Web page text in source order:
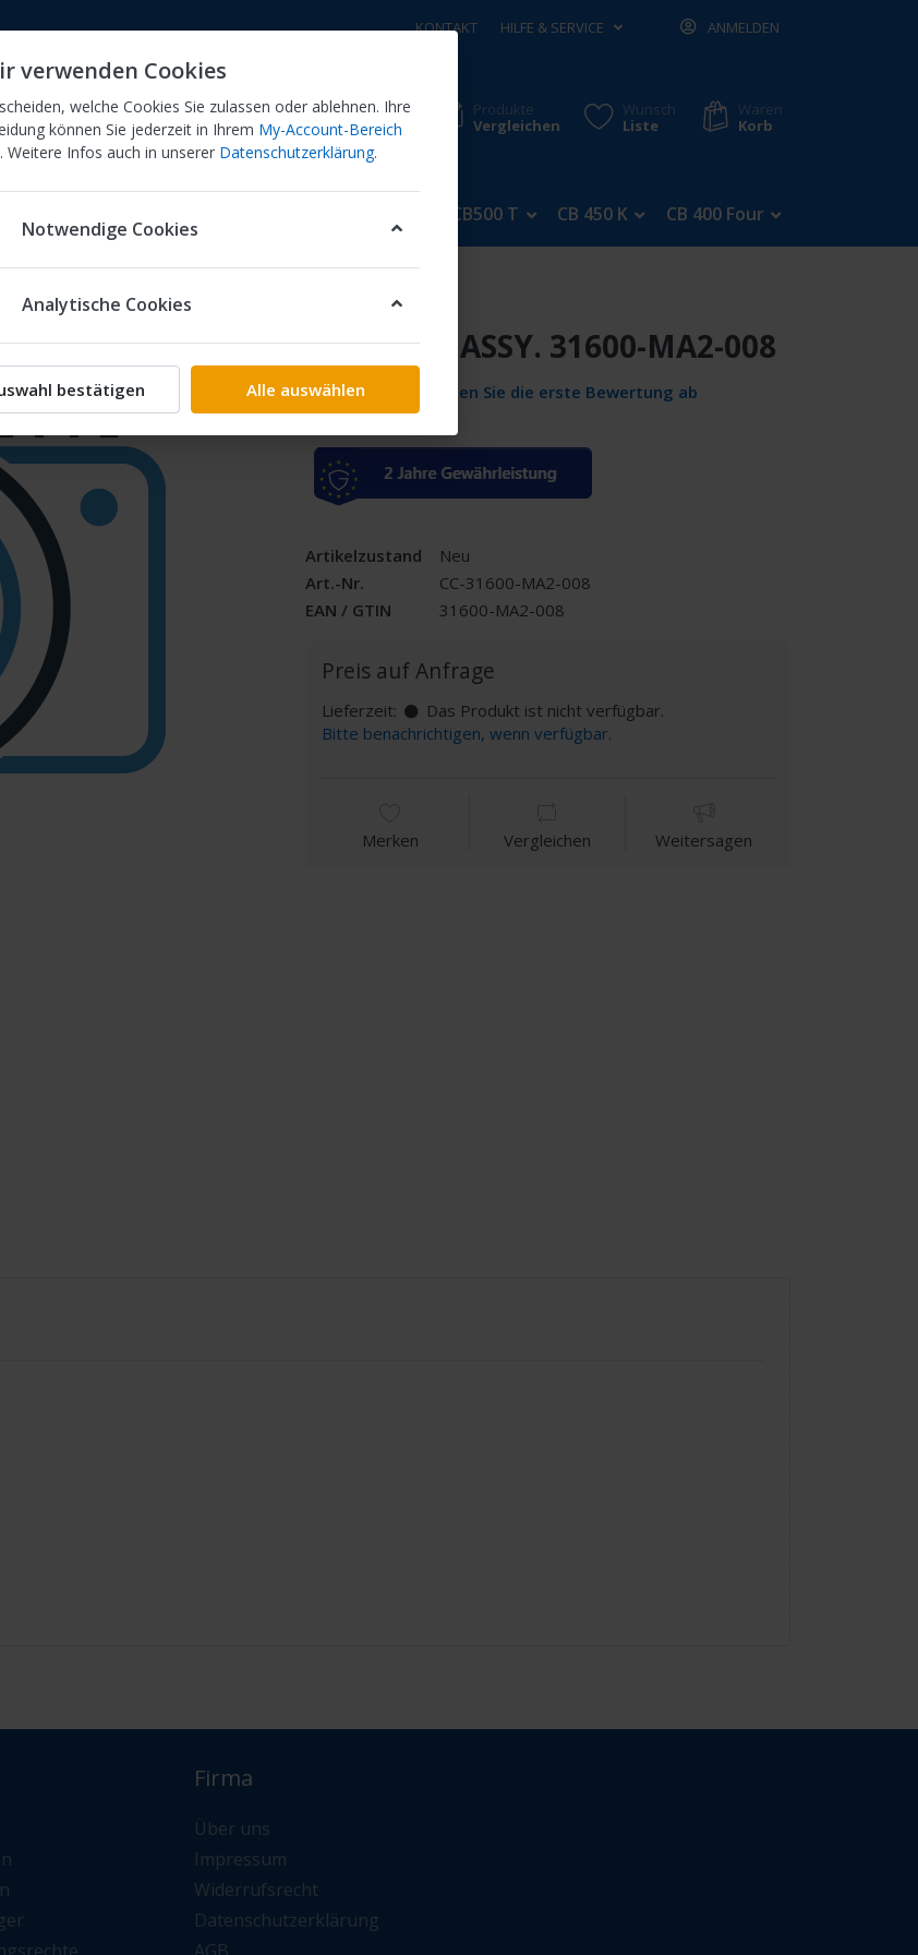
KONTAKT HILFE & SERVICE ANMELDEN
Produkte
Vergleichen
Wunsch
Liste
Waren
Korb
CB500 T CB 450 K CB 400 Four
MA2-008
REG.RECT.ASSY. 31600-MA2-008
Geben Sie die erste Bewertung ab
Artikelzustand
Neu
Art.-Nr.
CC-31600-MA2-008
EAN / GTIN
31600-MA2-008
Preis auf Anfrage
Lieferzeit:
Das Produkt ist nicht verfügbar.
Bitte benachrichtigen, wenn verfügbar.
Merken Vergleichen Weitersagen
Firma
Über uns
Impressum
Widerrufsrecht
Datenschutzerklärung
verwenden Cookies
welche Cookies Sie zulassen oder ablehnen. Ihre
können Sie jederzeit in Ihrem My-Account-Bereich
Weitere Infos auch in unserer Datenschutzerklärung.
Notwendige Cookies
Analytische Cookies
bestätigen Alle auswählen